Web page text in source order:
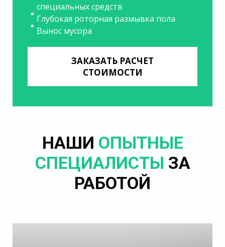
специальных средств
Глубокая роторная размывка пола
Вынос мусора
ЗАКАЗАТЬ РАСЧЕТ
СТОИМОСТИ
НАШИ ОПЫТНЫЕ
СПЕЦИАЛИСТЫ ЗА
РАБОТОЙ